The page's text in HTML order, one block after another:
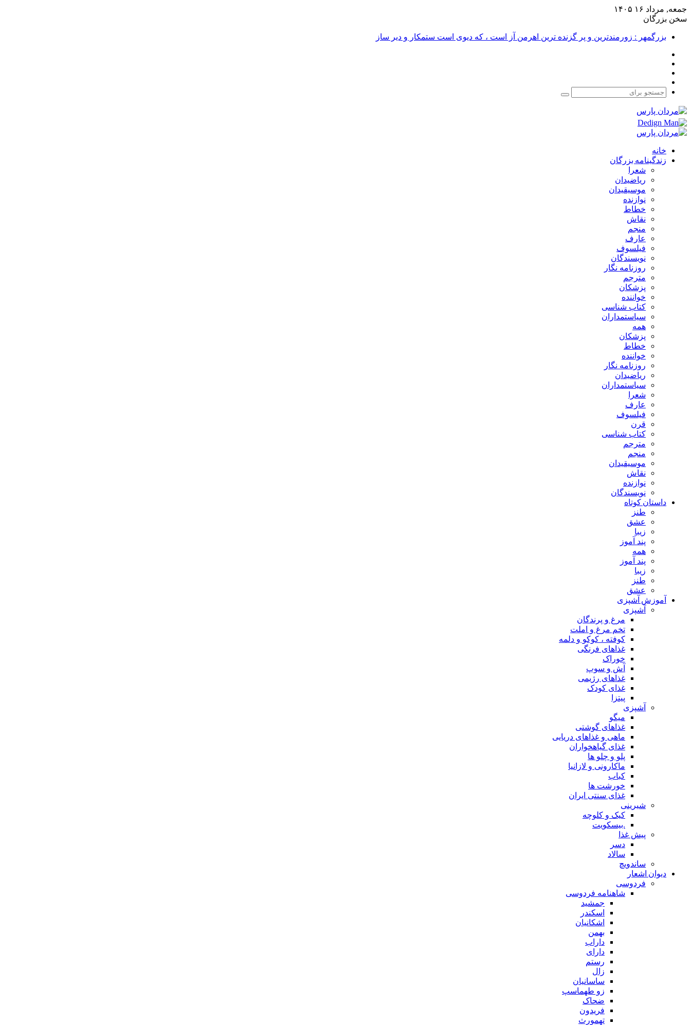
جمعه, مرداد ۱۶ ۱۴۰۵
سخن بزرگان
بزرگمهر : زورمندترین و پر گزنده ترین اهرمن آز است ، که دیوی است ستمکار و دیر ساز
جستجو
خانه
زندگینامه بزرگان
شعرا
ریاضیدان
موسیقیدان
نوازنده
خطاط
نقاش
منجم
عارف
فیلسوف
نویسندگان
روزنامه نگار
مترجم
پزشکان
خواننده
کتاب شناسی
سیاستمداران
همه
پزشکان
خطاط
خواننده
روزنامه نگار
ریاضیدان
سیاستمداران
شعرا
عارف
فیلسوف
قرن
کتاب شناسی
مترجم
منجم
موسیقیدان
نقاش
نوازنده
نویسندگان
داستان کوتاه
طنز
عشق
زیبا
پند آموز
همه
پند آموز
زیبا
طنز
عشق
آموزش آشپزی
آشپزی
مرغ و پرندگان
تخم مرغ و املت
کوفته ، کوکو و دلمه
غذاهای فرنگی
خوراک
آش و سوپ
غذاهای رژیمی
غذای کودک
پیتزا
آشپزی
میگو
غذاهای گوشتی
ماهی و غذاهای دریایی
غذای گیاهخواران
پلو و چلو ها
ماکارونی و لازانیا
کباب
خورشت ها
غذای سنتی ایران
شیرینی
کیک و کلوچه
.بیسکویت
پیش غذا
دسر
سالاد
ساندویچ
دیوان اشعار
فردوسی
شاهنامه فردوسی
جمشید
اسکندر
اشکانیان
بهمن
داراب
دارای
رستم
زال
ساسانیان
زو طهماسپ‏
ضحاک
فریدون
تهمورث